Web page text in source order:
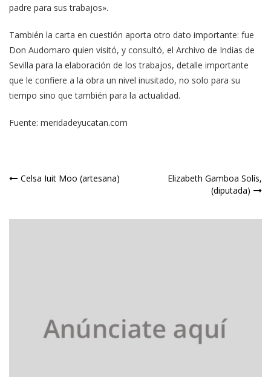
padre para sus trabajos».
También la carta en cuestión aporta otro dato importante: fue
Don Audomaro quien visitó, y consultó, el Archivo de Indias de
Sevilla para la elaboración de los trabajos, detalle importante
que le confiere a la obra un nivel inusitado, no solo para su
tiempo sino que también para la actualidad.
Fuente: meridadeyucatan.com
Navegación
entradas
Celsa Iuit Moo (artesana)
Elizabeth Gamboa Solís,
(diputada)